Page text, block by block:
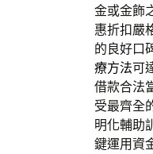
金或金飾
惠折扣嚴
的良好口
療方法可
借款合法
受最齊全
明化輔助
鍵運用資